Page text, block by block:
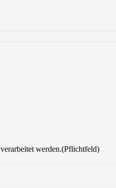
verarbeitet werden.(Pflichtfeld)